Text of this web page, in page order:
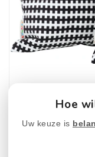
Hoe
Uw keuze is